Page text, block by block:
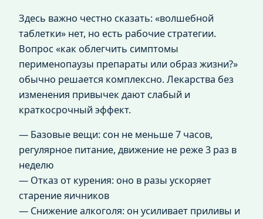
Здесь важно честно сказать: «волшебной
таблетки» нет, но есть рабочие стратегии.
Вопрос «как облегчить симптомы
перименопаузы препараты или образ жизни?»
обычно решается комплексно. Лекарства без
изменения привычек дают слабый и
краткосрочный эффект.
— Базовые вещи: сон не меньше 7 часов,
регулярное питание, движение не реже 3 раз в
неделю
— Отказ от курения: оно в разы ускоряет
старение яичников
— Снижение алкоголя: он усиливает приливы и